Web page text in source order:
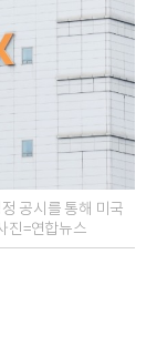
공시를 통해 미국
진=연합뉴스